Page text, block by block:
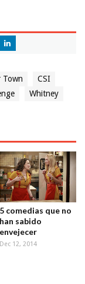
Town
CSI
Whitney
5 comedias que no
han sabido
envejecer
Dec 12, 2014